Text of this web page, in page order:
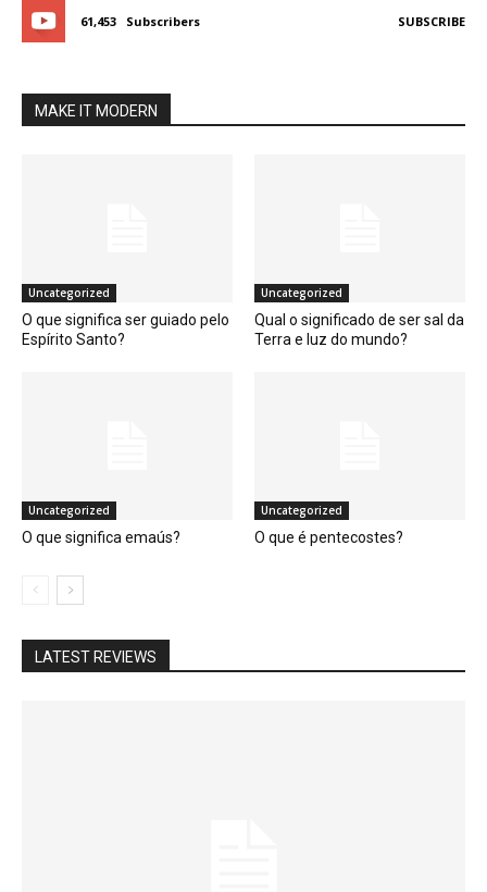
61,453 Subscribers SUBSCRIBE
MAKE IT MODERN
Uncategorized
O que significa ser guiado pelo
Espírito Santo?
Uncategorized
Qual o significado de ser sal da
Terra e luz do mundo?
Uncategorized
O que significa emaús?
Uncategorized
O que é pentecostes?
LATEST REVIEWS